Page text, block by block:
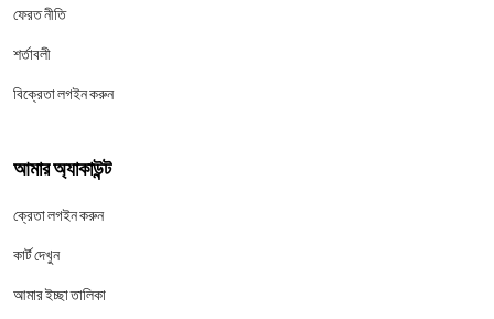
ফেরত নীতি
শর্তাবলী
বিক্রেতা লগইন করুন
আমার অ্যাকাউন্ট
ক্রেতা লগইন করুন
কার্ট দেখুন
আমার ইচ্ছা তালিকা